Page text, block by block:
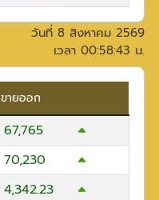
วันที่ 8 สิงหาคม 2569
เวลา 00:58:43 น.
ขายออก
67,765
70,230
4,342.23